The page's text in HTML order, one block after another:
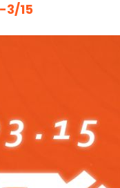
3/15